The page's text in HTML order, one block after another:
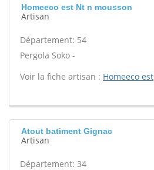
Homeeco est Nt n mousson
Artisan
Département: 54
Pergola Soko -
Voir la fiche artisan : Homeeco est
Atout batiment Gignac
Artisan
Département: 34